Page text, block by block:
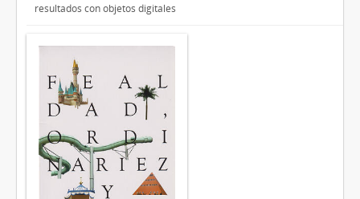
resultados con objetos digitales